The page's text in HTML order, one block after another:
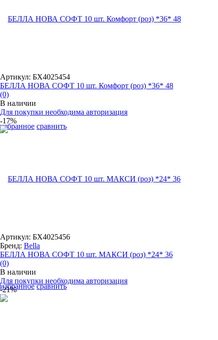
избранное сравнить
Артикул: БХ4025454
БЕЛЛА НОВА СОФТ 10 шт. Комфорт (роз) *36* 48
(0)
В наличии
Для покупки необходима авторизация
-17%
избранное сравнить
Артикул: БХ4025456
Бренд: Bella
БЕЛЛА НОВА СОФТ 10 шт. МАКСИ (роз) *24* 36
(0)
В наличии
Для покупки необходима авторизация
-21%